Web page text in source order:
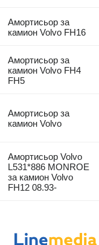
Амортисьор за
камион Volvo FH16
Амортисьор за
камион Volvo FH4
FH5
Амортисьор за
камион Volvo
Амортисьор Volvo
L531*886 MONROE
за камион Volvo
FH12 08.93-